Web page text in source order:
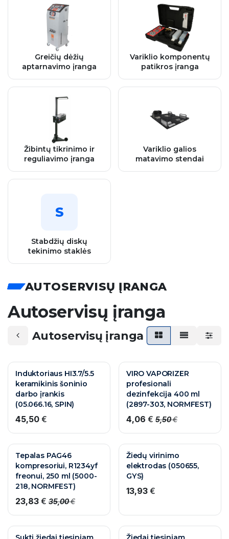
Greičių dėžių
aptarnavimo įranga
Variklio komponentų
patikros įranga
Žibintų tikrinimo ir
reguliavimo įranga
Variklio galios
matavimo stendai
S
Stabdžių diskų
tekinimo staklės
AUTOSERVISŲ ĮRANGA
Autoservisų įranga
Autoservisų įranga
Induktoriaus HI3.7/5.5
keramikinis šoninio
darbo įrankis
(05.066.16, SPIN)
45,50 €
VIRO VAPORIZER
profesionali
dezinfekcija 400 ml
(2897-303, NORMFEST)
4,06 € 5,50€
Tepalas PAG46
kompresoriui, R1234yf
freonui, 250 ml (5000-
218, NORMFEST)
23,83 € 35,00€
Žiedų virinimo
elektrodas (050655,
GYS)
13,93€